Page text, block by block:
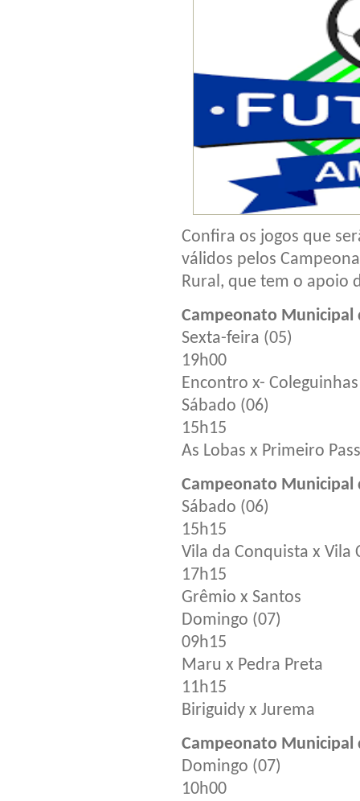
Confira os jogos que
válidos pelos
Rural, que tem o apoio
Campeonato Municipal
Sexta-feira (05)
19h00
Encontro x-
Sábado (06)
15h15
As Lobas x Primeiro
Campeonato Municipal
Sábado (06)
15h15
Vila da Conquista x Vila
17h15
Grêmio x Santos
Domingo (07)
09h15
Maru x Pedra Preta
11h15
Biriguidy x Jurema
Campeonato Municipal
Domingo (07)
10h00